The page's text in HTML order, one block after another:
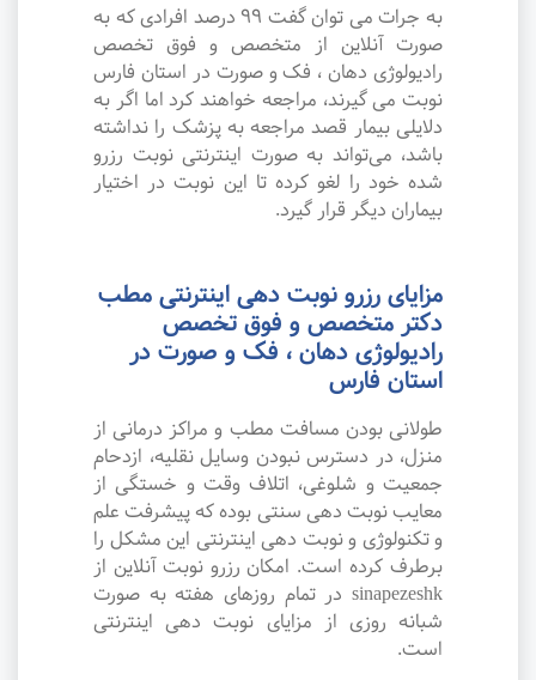
به جرات می‌ توان گفت ۹۹ درصد افرادی که به
صورت آنلاین از متخصص و فوق تخصص
رادیولوژی دهان ، فک و صورت در استان فارس
نوبت می گیرند، مراجعه خواهند کرد اما اگر به
دلایلی بیمار قصد مراجعه به پزشک را نداشته
باشد، می‌تواند به صورت اینترنتی نوبت رزرو
شده خود را لغو کرده تا این نوبت در اختیار
بیماران دیگر قرار گیرد.
مزایای رزرو نوبت دهی اینترنتی مطب
دکتر متخصص و فوق تخصص
رادیولوژی دهان ، فک و صورت در
استان فارس
طولانی بودن مسافت مطب و مراکز درمانی از
منزل، در دسترس نبودن وسایل نقلیه، ازدحام
جمعیت و شلوغی، اتلاف وقت و خستگی از
معایب نوبت دهی سنتی بوده که پیشرفت علم
و تکنولوژی و نوبت دهی اینترنتی این مشکل را
برطرف کرده است. امکان رزرو نوبت آنلاین از
sinapezeshk در تمام روزهای هفته به صورت
شبانه روزی از مزایای نوبت دهی اینترنتی
است.